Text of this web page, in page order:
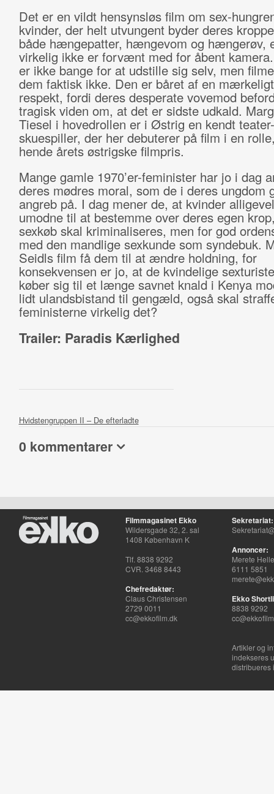
Det er en vildt hensynsløs film om sex-
kvinder, der helt utvungent byder deres
både hængepatter, hængevom og hængerøv,
virkelig ikke er forvænt med for åbent
er ikke bange for at udstille sig selv, men
dem faktisk ikke. Den er båret af en
respekt, fordi deres desperate vovemod
tragisk viden om, at det er sidste udkald.
Tiesel i hovedrollen er i Østrig en kendt
skuespiller, der her debuterer på film i en
hende årets østrigske filmpris.
Mange gamle 1970’er-feminister har jo i dag
deres mødres moral, som de i deres ungdom
angreb på. I dag mener de, at kvinder
umodne til at bestemme over deres egen
sexkøb skal kriminaliseres, men for god
med den mandlige sexkunde som syndebuk.
Seidls film få dem til at ændre holdning, for
konsekvensen er jo, at de kvindelige
køber sig til et længe savnet knald i Kenya
lidt ulandsbistand til gengæld, også skal
feministerne virkelig det?
Trailer: Paradis Kærlighed
Hvidstengruppen II – De efterladte
0 kommentarer
Filmmagasinet Ekko
Wildersgade 32, 2. sal
1408 København K
Tlf. 8838 9292
CVR. 3468 8443
Chefredaktør:
Claus Christensen
2729 0011
cc@ekkofilm.dk
Sekretariat:
Annoncer:
Merete
6111 5851
Ekko
8838 9292
Artikler og
indekseres
distribueres